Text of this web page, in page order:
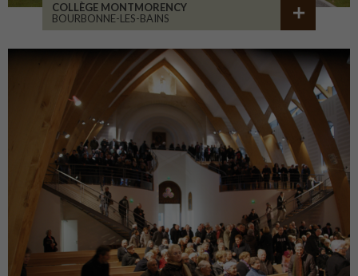
COLLÈGE MONTMORENCY
BOURBONNE-LES-BAINS